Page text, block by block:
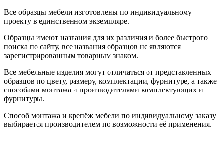
Все образцы мебели изготовлены по индивидуальному
проекту в единственном экземпляре.
Образцы имеют названия для их различия и более быстрого
поиска по сайту, все названия образцов не являются
зарегистрированным товарным знаком.
Все мебельные изделия могут отличаться от представленных
образцов по цвету, размеру, комплектации, фурнитуре, а также
способами монтажа и производителями комплектующих и
фурнитуры.
Способ монтажа и крепёж мебели по индивидуальному заказу
выбирается производителем по возможности её применения.